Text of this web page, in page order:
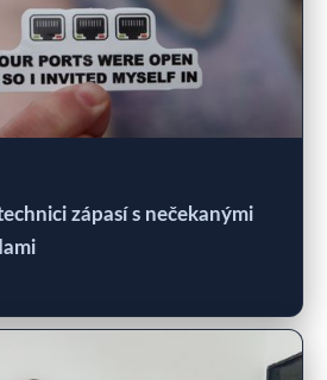
zápasí s nečekanými